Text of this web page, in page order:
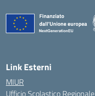
Link Esterni
MIUR
Ufficio Scolastico Regionale